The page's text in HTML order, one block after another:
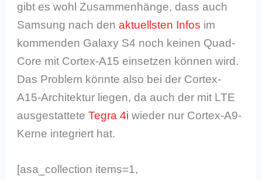
gibt es wohl Zusammenhänge, dass auch
Samsung nach denaktuellsten Infos im
kommenden Galaxy S4 noch keinen Quad-
Core mit Cortex-A15 einsetzen können wird.
Das Problem könnte also bei der Cortex-
A15-Architektur liegen, da auch der mit LTE
ausgestatteteTegra 4i wieder nur Cortex-A9-
Kerne integriert hat.
[asa_collection items=1,